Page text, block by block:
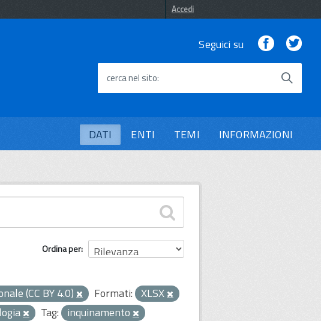
Accedi
Seguici su Facebook
cerca nel sito
DATI ENTI TEMI INFORMAZIONI
Ordina per
(CC BY 4.0)
Formati: XLSX
Tag: inquinamento